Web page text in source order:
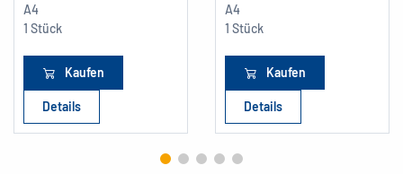
A4
1 Stück
Kaufen
Details
A4
1 Stück
Kaufen
Details